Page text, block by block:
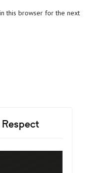
this browser for the next